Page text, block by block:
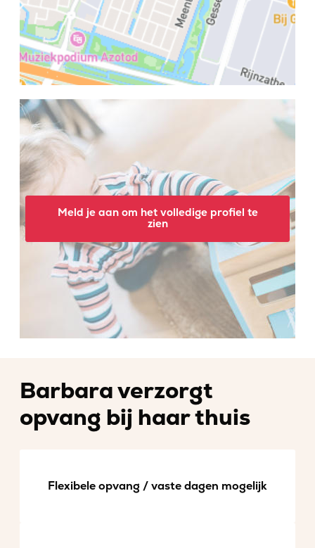
Meld je aan om het volledige profiel te
zien
Barbara verzorgt
opvang bij haar thuis
Flexibele opvang / vaste dagen mogelijk